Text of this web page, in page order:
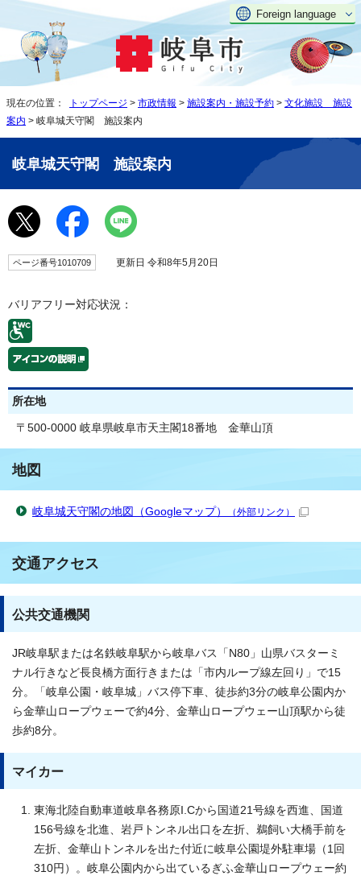
Foreign language
現在の位置： トップページ > 市政情報 > 施設案内・施設予約 > 文化施設 施設
案内 > 岐阜城天守閣 施設案内
岐阜城天守閣 施設案内
ページ番号1010709 更新日 令和8年5月20日
バリアフリー対応状況：
所在地
〒500-0000 岐阜県岐阜市天主閣18番地 金華山頂
地図
岐阜城天守閣の地図（Googleマップ） （外部リンク）
交通アクセス
公共交通機関
JR岐阜駅または名鉄岐阜駅から岐阜バス「N80」山県バスターミ
ナル行きなど長良橋方面行きまたは「市内ループ線左回り」で15
分。「岐阜公園・岐阜城」バス停下車、徒歩約3分の岐阜公園内か
ら金華山ロープウェーで約4分、金華山ロープウェー山頂駅から徒
歩約8分。
マイカー
東海北陸自動車道岐阜各務原I.Cから国道21号線を西進、国道
156号線を北進、岩戸トンネル出口を左折、鵜飼い大橋手前を
左折、金華山トンネルを出た付近に岐阜公園堤外駐車場（1回
310円）。岐阜公園内から出ているぎふ金華山ロープウェー約